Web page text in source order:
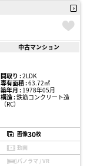
中古マンション
間取り :2LDK
専有面積 :63.72㎡
築年月 :1978年05月
構造 :鉄筋コンクリート造
（RC）
画像30枚
動画
パノラマ / VR